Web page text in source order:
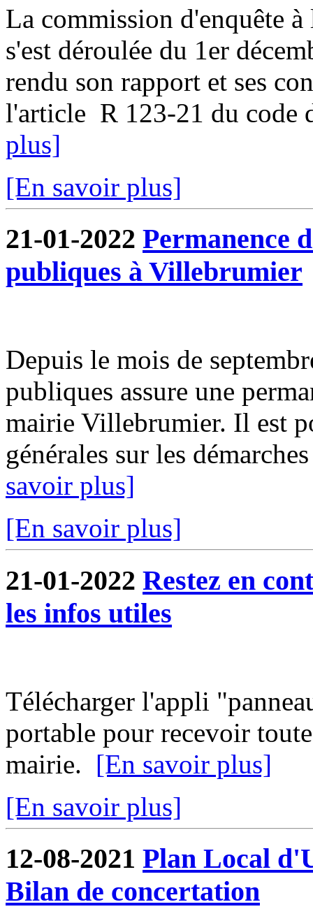
La commission d'enquête
s'est déroulée du 1er
rendu son rapport et ses
l'article R 123-21 du code
plus]
[En savoir plus]
21-01-2022 Permanence
publiques à Villebrumier
Depuis le mois de
publiques assure une
mairie Villebrumier. Il est
générales sur les
savoir plus]
[En savoir plus]
21-01-2022 Restez en
les infos utiles
Télécharger l'appli
portable pour recevoir
mairie. [En savoir plus]
[En savoir plus]
12-08-2021 Plan Local
Bilan de concertation